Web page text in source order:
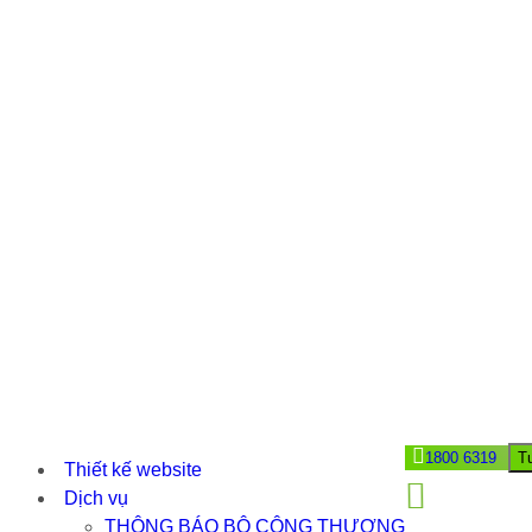
Thiết kế website
Dịch vụ
THÔNG BÁO BỘ CÔNG THƯƠNG
1800 6319